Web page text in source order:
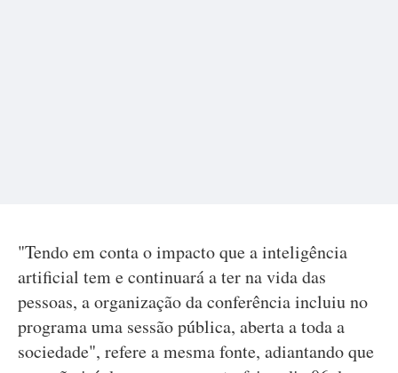
"Tendo em conta o impacto que a inteligência
artificial tem e continuará a ter na vida das
pessoas, a organização da conferência incluiu no
programa uma sessão pública, aberta a toda a
sociedade", refere a mesma fonte, adiantando que